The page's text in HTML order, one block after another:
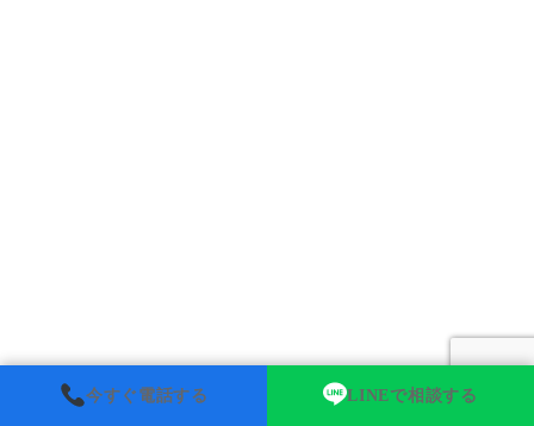
今すぐ電話する LINEで相談する